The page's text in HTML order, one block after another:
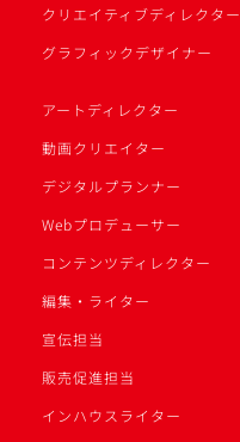
クリエイティブディレクター
グラフィックデザイナー
アートディレクター
動画クリエイター
デジタルプランナー
Webプロデューサー
コンテンツディレクター
編集・ライター
宣伝担当
販売促進担当
インハウスライター